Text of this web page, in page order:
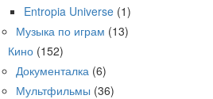
Entropia Universe (1)
Музыка по играм (13)
Кино (152)
Документалка (6)
Мультфильмы (36)